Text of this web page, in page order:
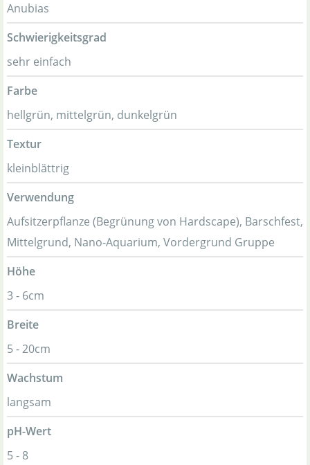
Anubias
Schwierigkeitsgrad
sehr einfach
Farbe
hellgrün, mittelgrün, dunkelgrün
Textur
kleinblättrig
Verwendung
Aufsitzerpflanze (Begrünung von Hardscape), Barschfest,
Mittelgrund, Nano-Aquarium, Vordergrund Gruppe
Höhe
3 - 6cm
Breite
5 - 20cm
Wachstum
langsam
pH-Wert
5 - 8